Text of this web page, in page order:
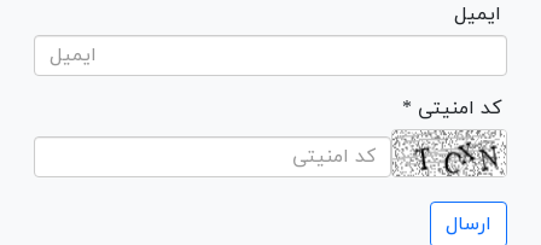
ایمیل
* کد امنیتی